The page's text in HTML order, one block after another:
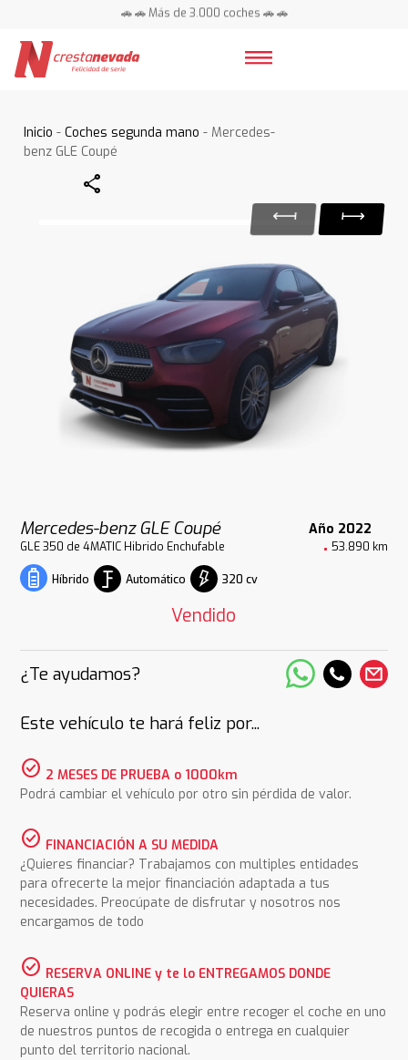
🚗 🚗 Más de 3.000 coches 🚗 🚗
Inicio -Coches segunda mano - Mercedes-
benz GLE Coupé
Share
Mercedes-benz GLE Coupé Año 2022
GLE 350 de 4MATIC Hibrido Enchufable 53.890 km
Híbrido Automático 320 cv
Vendido
¿Te ayudamos?
Este vehículo te hará feliz por...
check_circle 2 MESES DE PRUEBA o 1000km
Podrá cambiar el vehículo por otro sin pérdida de valor.
check_circle FINANCIACIÓN A SU MEDIDA
¿Quieres financiar? Trabajamos con multiples entidades
para ofrecerte la mejor financiación adaptada a tus
necesidades. Preocúpate de disfrutar y nosotros nos
encargamos de todo
check_circle RESERVA ONLINE y te lo ENTREGAMOS DONDE
QUIERAS
Reserva online y podrás elegir entre recoger el coche en uno
de nuestros puntos de recogida o entrega en cualquier
punto del territorio nacional.